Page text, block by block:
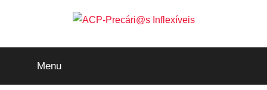
ACP-
Precári@s
Menu